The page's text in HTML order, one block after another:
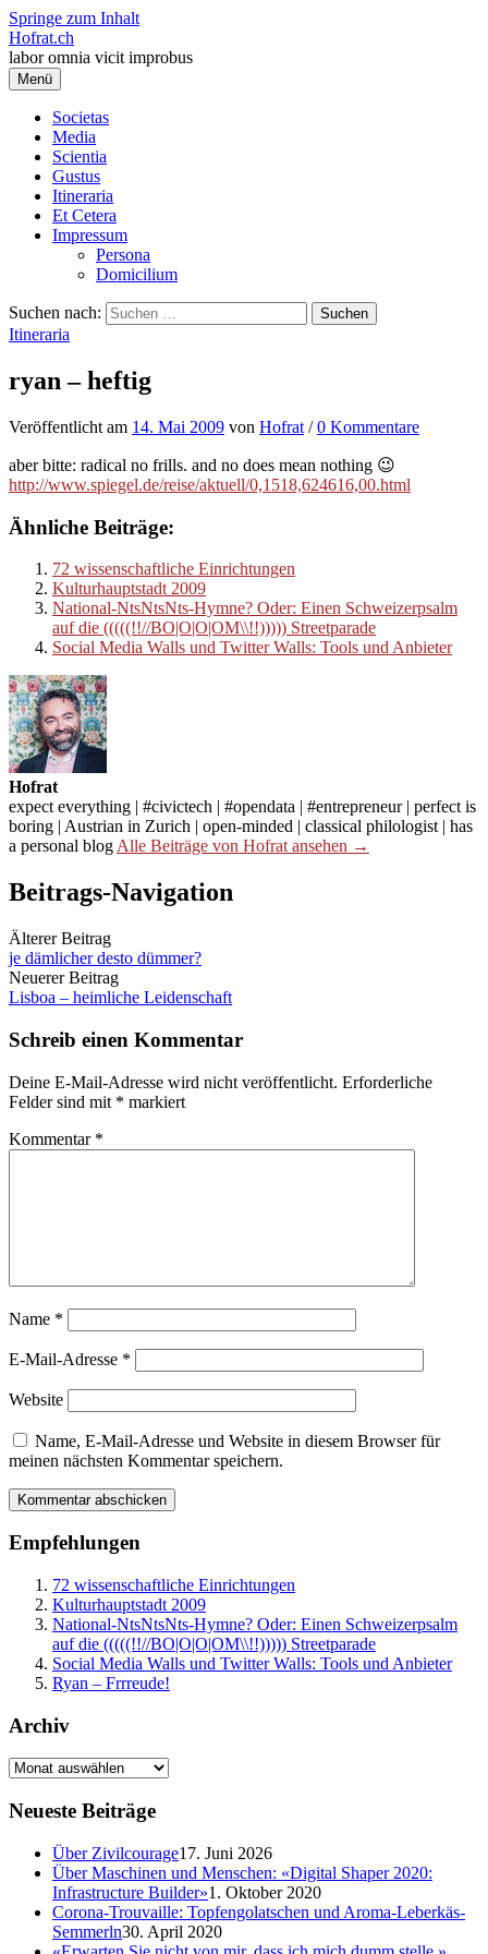
Springe zum Inhalt
Hofrat.ch
labor omnia vicit improbus
Menü
Societas
Media
Scientia
Gustus
Itineraria
Et Cetera
Impressum
Persona
Domicilium
Suchen nach:
Itineraria
ryan – heftig
Veröffentlicht am 14. Mai 2009 von Hofrat /0 Kommentare
aber bitte: radical no frills. and no does mean nothing 😉
http://www.spiegel.de/reise/aktuell/0,1518,624616,00.html
Ähnliche Beiträge:
72 wissenschaftliche Einrichtungen
Kulturhauptstadt 2009
National-NtsNtsNts-Hymne? Oder: Einen Schweizerpsalm
auf die (((((!!//BO|O|O|OM\\!!))))) Streetparade
Social Media Walls und Twitter Walls: Tools und Anbieter
Hofrat
expect everything | #civictech | #opendata | #entrepreneur | perfect is
boring | Austrian in Zurich | open-minded | classical philologist | has
a personal blog Alle Beiträge von Hofrat ansehen →
Beitrags-Navigation
Älterer Beitrag
je dämlicher desto dümmer?
Neuerer Beitrag
Lisboa – heimliche Leidenschaft
Schreib einen Kommentar
Deine E-Mail-Adresse wird nicht veröffentlicht. Erforderliche
Felder sind mit * markiert
Kommentar *
Name *
E-Mail-Adresse *
Website
Name, E-Mail-Adresse und Website in diesem Browser für
meinen nächsten Kommentar speichern.
Empfehlungen
72 wissenschaftliche Einrichtungen
Kulturhauptstadt 2009
National-NtsNtsNts-Hymne? Oder: Einen Schweizerpsalm
auf die (((((!!//BO|O|O|OM\\!!))))) Streetparade
Social Media Walls und Twitter Walls: Tools und Anbieter
Ryan – Frrreude!
Archiv
Neueste Beiträge
Über Zivilcourage17. Juni 2026
Über Maschinen und Menschen: «Digital Shaper 2020:
Infrastructure Builder»1. Oktober 2020
Corona-Trouvaille: Topfengolatschen und Aroma-Leberkäs-
Semmerln30. April 2020